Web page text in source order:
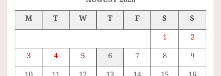
M
T W T F S
S
1
2
3
4 5 6 7 8
9